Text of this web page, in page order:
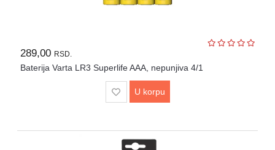
289,00 RSD.
Baterija Varta LR3 Superlife AAA, nepunjiva 4/1
U korpu